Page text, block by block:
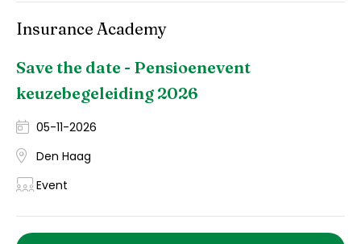
Insurance Academy
Save the date - Pensioenevent
keuzebegeleiding 2026
05-11-2026
Den Haag
Event